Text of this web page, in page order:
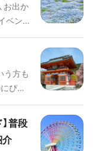
お出か
ベント
う方も
ぴっ
す。
普段
介